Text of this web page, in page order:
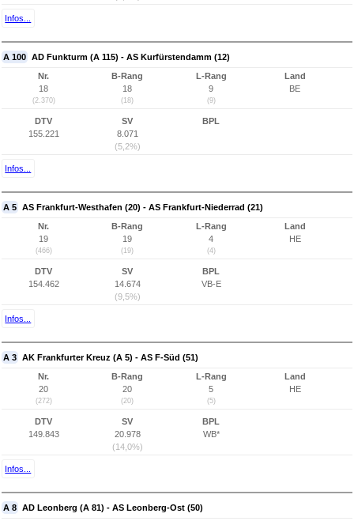
Infos...
A 100 AD Funkturm (A 115) - AS Kurfürstendamm (12)
Nr.
18
(2.370)
B-Rang
18
(18)
L-Rang
9
(9)
Land
BE
DTV
155.221
SV
8.071
(5,2%)
BPL
Infos...
A 5 AS Frankfurt-Westhafen (20) - AS Frankfurt-Niederrad (21)
Nr.
19
(466)
B-Rang
19
(19)
L-Rang
4
(4)
Land
HE
DTV
154.462
SV
14.674
(9,5%)
BPL
VB-E
Infos...
A 3 AK Frankfurter Kreuz (A 5) - AS F-Süd (51)
Nr.
20
(272)
B-Rang
20
(20)
L-Rang
5
(5)
Land
HE
DTV
149.843
SV
20.978
(14,0%)
BPL
WB*
Infos...
A 8 AD Leonberg (A 81) - AS Leonberg-Ost (50)